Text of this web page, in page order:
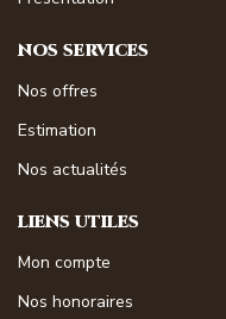
NOS SERVICES
Nos offres
Estimation
Nos actualités
LIENS UTILES
Mon compte
Nos honoraires